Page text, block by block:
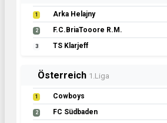
1 Arka Helajny
2 F.C.BriaTooore R.M.
3 TS Klarjeff
Österreich 1.Liga
1 Cowboys
2 FC Südbaden